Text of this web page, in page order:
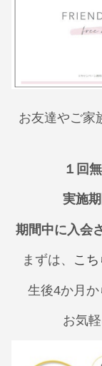
お友達やご家
１回
実施
期間中に入会
まずは、 こち
生後4か月
お気